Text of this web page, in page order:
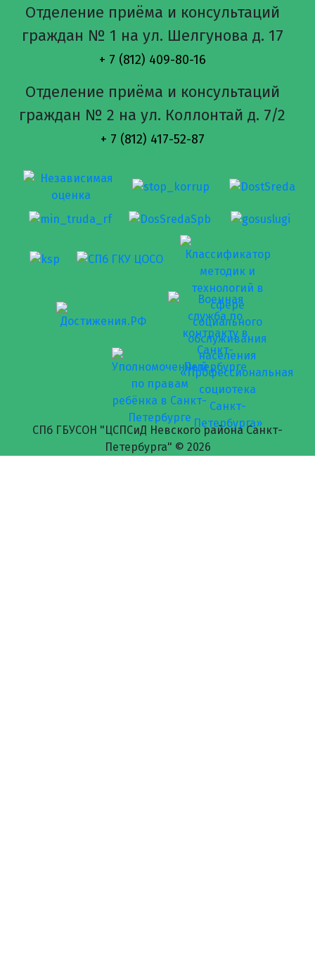
Отделение приёма и консультаций
граждан № 1 на ул. Шелгунова д. 17
+ 7 (812) 409-80-16
Отделение приёма и консультаций
граждан № 2 на ул. Коллонтай д. 7/2
+ 7 (812) 417-52-87
СПб ГБУСОН "ЦСПСиД Невского района Санкт-
Петербурга" © 2026